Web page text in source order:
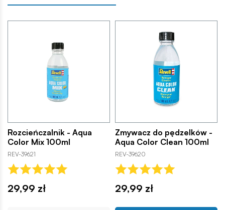
Rozcieńczalnik - Aqua
Color Mix 100ml
REV-39621
29,99 zł
Zmywacz do pędzelków -
Aqua Color Clean 100ml
REV-39620
29,99 zł